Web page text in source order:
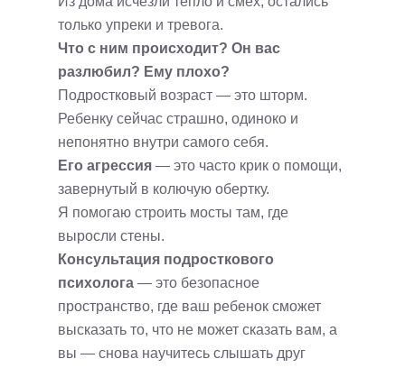
только упреки и тревога.
Что с ним происходит? Он вас
разлюбил? Ему плохо?
Подростковый возраст — это шторм.
Ребенку сейчас страшно, одиноко и
непонятно внутри самого себя.
Его агрессия — это часто крик о помощи,
завернутый в колючую обертку.
Я помогаю строить мосты там, где
выросли стены.
Консультация подросткового
психолога — это безопасное
пространство, где ваш ребенок сможет
высказать то, что не может сказать вам, а
вы — снова научитесь слышать друг